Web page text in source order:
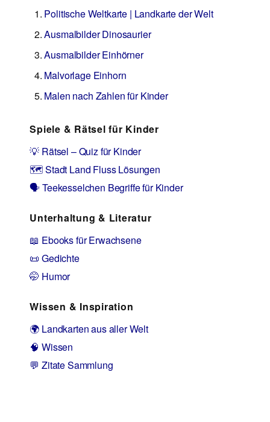
Politische Weltkarte | Landkarte der Welt
Ausmalbilder Dinosaurier
Ausmalbilder Einhörner
Malvorlage Einhorn
Malen nach Zahlen für Kinder
Spiele & Rätsel für Kinder
💡 Rätsel – Quiz für Kinder
🗺️ Stadt Land Fluss Lösungen
🗣️ Teekesselchen Begriffe für Kinder
Unterhaltung & Literatur
📖 Ebooks für Erwachsene
📜 Gedichte
🤭 Humor
Wissen & Inspiration
🌍 Landkarten aus aller Welt
🧠 Wissen
💬 Zitate Sammlung